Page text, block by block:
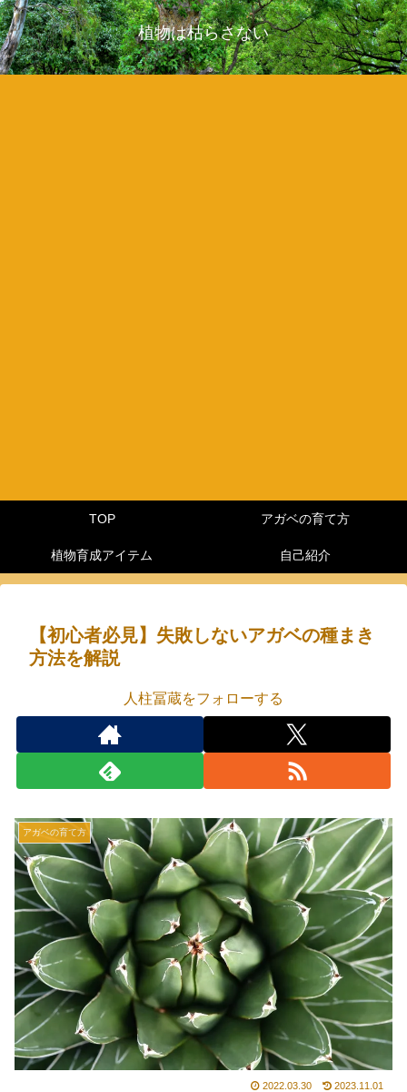
植物は枯らさない
TOP アガベの育て方
植物育成アイテム 自己紹介
【初心者必見】失敗しないアガベの種まき
方法を解説
人柱冨蔵をフォローする
アガベの育て方
2022.03.30 2023.11.01